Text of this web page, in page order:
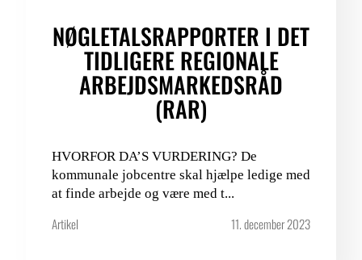
NØGLETALSRAPPORTER I DET
TIDLIGERE REGIONALE
ARBEJDSMARKEDSRÅD
(RAR)
HVORFOR DA’S VURDERING? De
kommunale jobcentre skal hjælpe ledige med
at finde arbejde og være med t...
Artikel 11. december 2023